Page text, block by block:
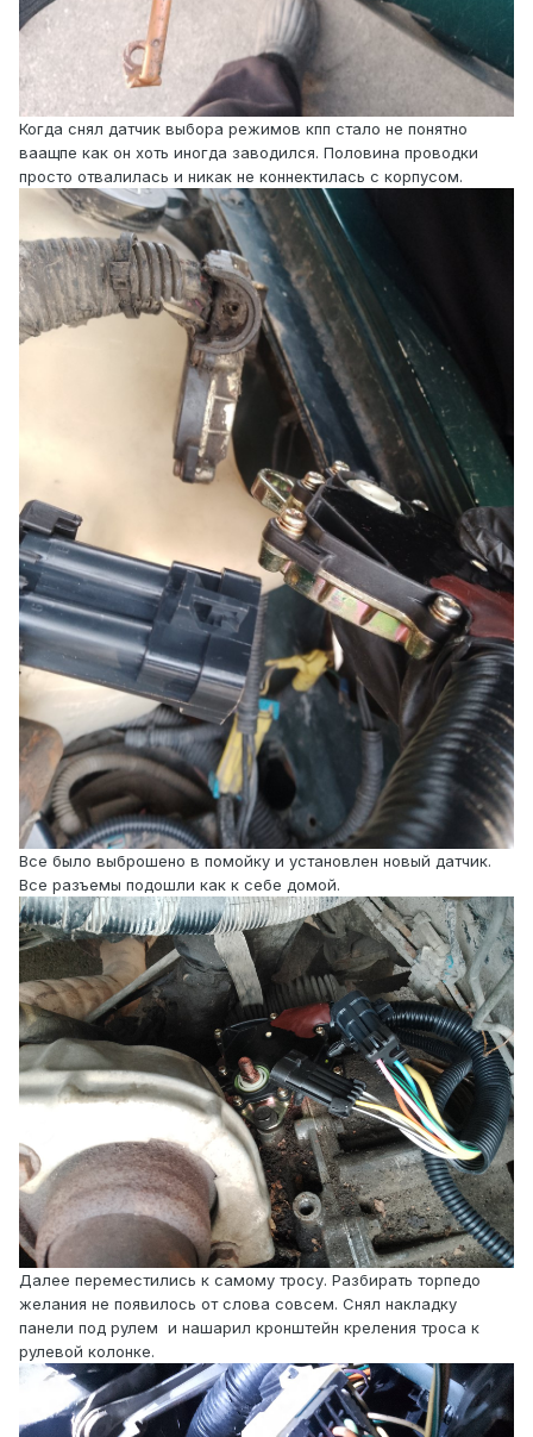
Когда снял датчик выбора режимов кпп стало не понятно
ваащпе как он хоть иногда заводился. Половина проводки
просто отвалилась и никак не коннектилась с корпусом.
Все было выброшено в помойку и установлен новый датчик.
Все разъемы подошли как к себе домой.
Далее переместились к самому тросу. Разбирать торпедо
желания не появилось от слова совсем. Снял накладку
панели под рулем и нашарил кронштейн креления троса к
рулевой колонке.